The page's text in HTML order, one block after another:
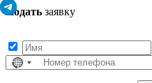
Подать заявку
Страна